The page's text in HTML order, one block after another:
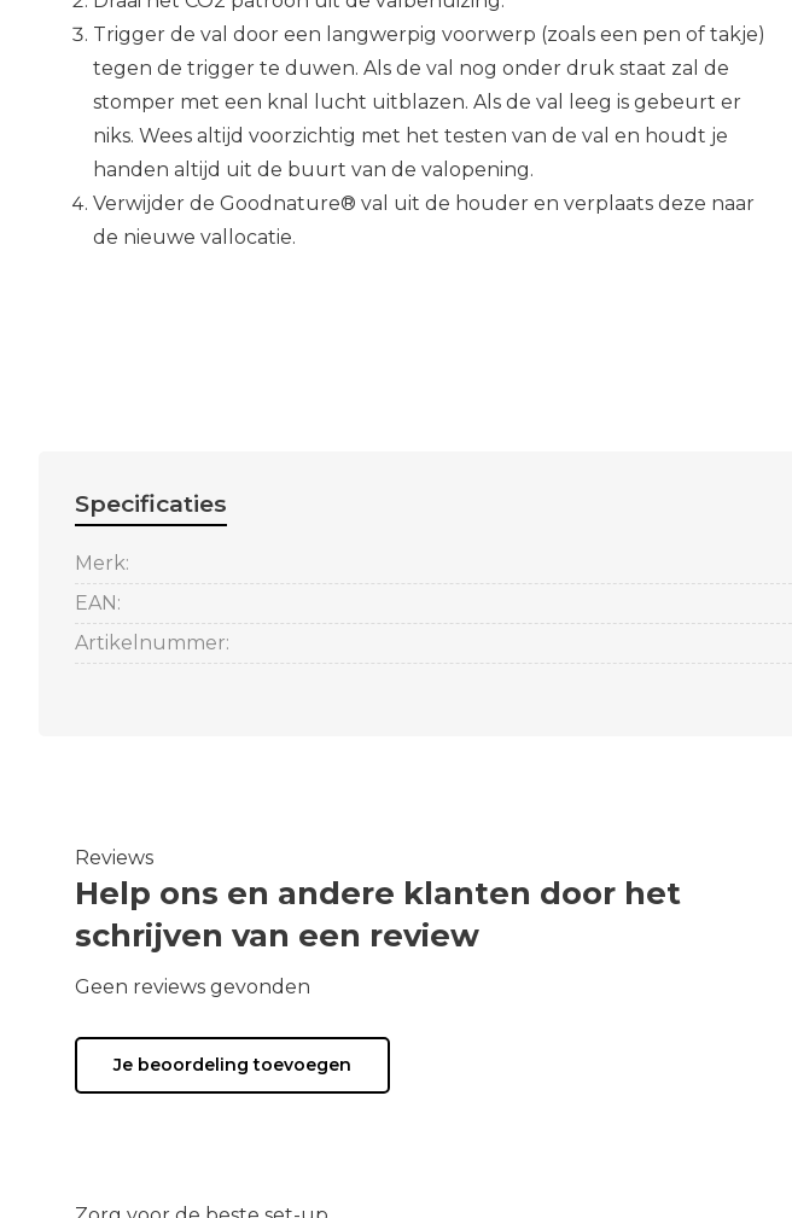
Trigger de val door een langwerpig voorwerp (zoals een pen of takje)
tegen de trigger te duwen. Als de val nog onder druk staat zal de
stomper met een knal lucht uitblazen. Als de val leeg is gebeurt er
niks. Wees altijd voorzichtig met het testen van de val en houdt je
handen altijd uit de buurt van de valopening.
Verwijder de Goodnature® val uit de houder en verplaats deze naar
de nieuwe vallocatie.
Specificaties
Merk:
EAN:
Artikelnummer:
Reviews
Help ons en andere klanten door het
schrijven van een review
Geen reviews gevonden
Je beoordeling toevoegen